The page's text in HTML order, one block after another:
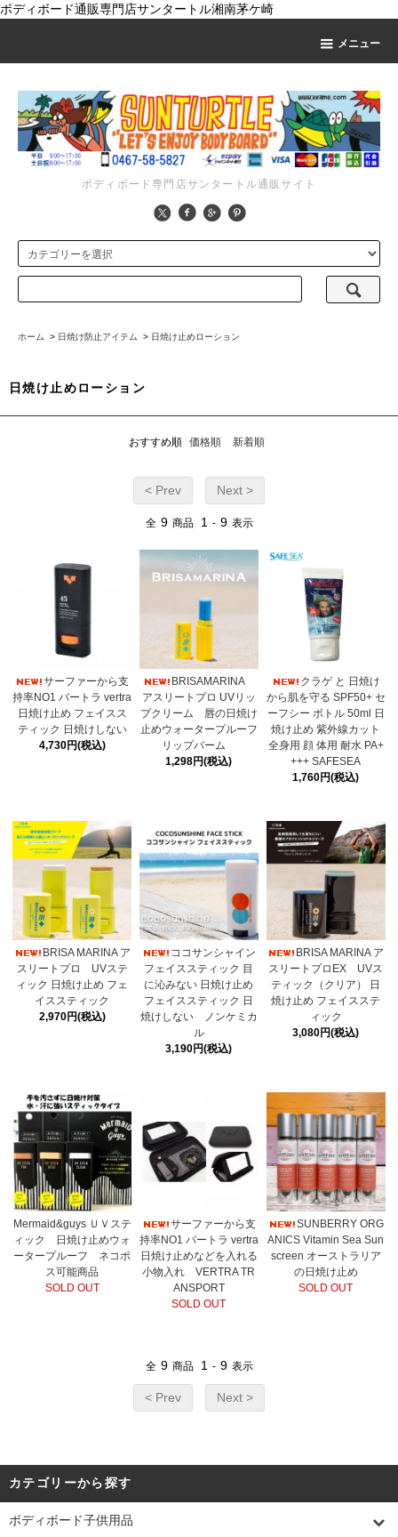
ボディボード通販専門店サンタートル湘南茅ケ崎
メニュー
ボディボード専門店サンタートル通販サイト
ホーム > 日焼け防止アイテム > 日焼け止めローション
日焼け止めローション
おすすめ順 価格順 新着順
< Prev Next >
全 9 商品 1 - 9 表示
サーファーから支
持率NO1 バートラ vertra
日焼け止め フェイスス
ティック 日焼けしない
4,730円(税込)
BRISAMARINA
アスリートプロ UVリッ
プクリーム 唇の日焼け
止めウォータープルーフ
リップバーム
1,298円(税込)
クラゲ と 日焼け
から肌を守る SPF50+ セ
ーフシー ボトル 50ml 日
焼け止め 紫外線カット
全身用 顔 体用 耐水 PA+
+++ SAFESEA
1,760円(税込)
BRISA MARINA ア
スリートプロ UVステ
ィック 日焼け止め フェ
イススティック
2,970円(税込)
ココサンシャイン
フェイススティック 目
に沁みない 日焼け止め
フェイススティック 日
焼けしない ノンケミカ
ル
3,190円(税込)
BRISA MARINA ア
スリートプロEX UVス
ティック（クリア） 日
焼け止め フェイスステ
ィック
3,080円(税込)
Mermaid&guys ＵＶステ
ィック 日焼け止めウォ
ータープルーフ ネコポ
ス可能商品
SOLD OUT
サーファーから支
持率NO1 バートラ vertra
日焼け止めなどを入れる
小物入れ VERTRA TR
ANSPORT
SOLD OUT
SUNBERRY ORG
ANICS Vitamin Sea Sun
screen オーストラリア
の日焼け止め
SOLD OUT
全 9 商品 1 - 9 表示
< Prev Next >
カテゴリーから探す
ボディボード子供用品